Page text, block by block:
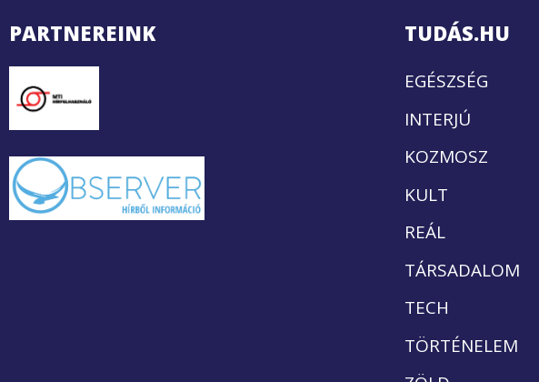
PARTNEREINK TUDÁS.HU
EGÉSZSÉG
INTERJÚ
KOZMOSZ
KULT
REÁL
TÁRSADALOM
TECH
TÖRTÉNELEM